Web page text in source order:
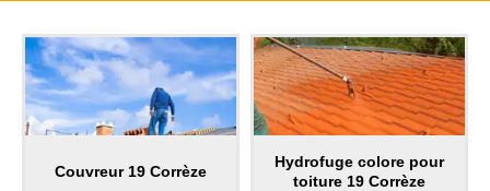
Couvreur 19 Corrèze
Hydrofuge colore pour
toiture 19 Corrèze